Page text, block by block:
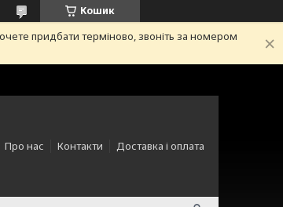
Кошик
придбати терміново, звоніть за номером
Про нас Контакти Доставка і оплата